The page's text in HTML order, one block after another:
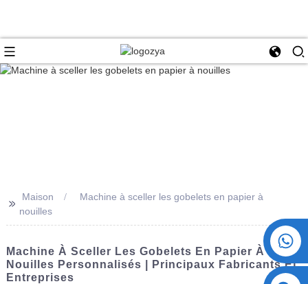
>>
Maison
Machine à sceller les gobelets en papier à
nouilles
Machine À Sceller Les Gobelets En Papier À
Nouilles Personnalisés | Principaux Fabricants Et
Entreprises